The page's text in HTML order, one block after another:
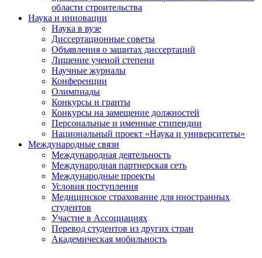
области строительства
Наука и инновации
Наука в вузе
Диссертационные советы
Объявления о защитах диссертаций
Лишение ученой степени
Научные журналы
Конференции
Олимпиады
Конкурсы и гранты
Конкурсы на замещение должностей
Персональные и именные стипендии
Национальный проект «Наука и университеты»
Международные связи
Международная деятельность
Международная партнерская сеть
Международные проекты
Условия поступления
Медицинское страхование для иностранных
студентов
Участие в Ассоциациях
Перевод студентов из других стран
Академическая мобильность